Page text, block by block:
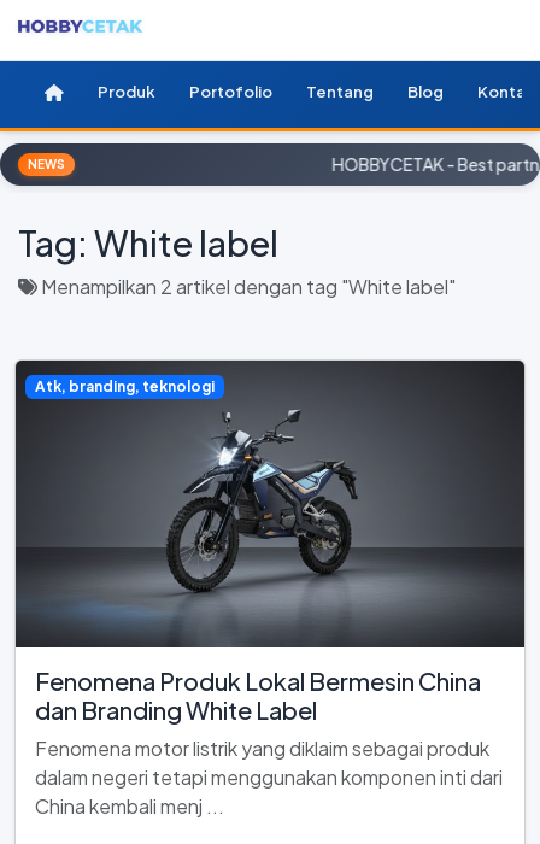
Produk Portofolio Tentang Blog Kontak
NEWS HOBBYCETAK - Best
Tag: White label
Menampilkan 2 artikel dengan tag "White label"
Atk, branding, teknologi
Fenomena Produk Lokal Bermesin China
dan Branding White Label
Fenomena motor listrik yang diklaim sebagai produk
dalam negeri tetapi menggunakan komponen inti dari
China kembali menj ...